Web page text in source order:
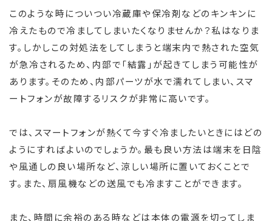
このような時についつい冷蔵庫や保冷剤などのキンキンに
冷えたもので冷ましてしまいたくなりませんか？私はなりま
す。しかしこの対処法をしてしまうと端末内で熱された空気
が急冷されるため、内部で「結露」が起きてしまう可能性が
あります。そのため、内部パーツが水で濡れてしまい、スマ
ートフォンが故障するリスクが非常に高いです。
では、スマートフォンが熱くて今すぐ冷ましたいときにはどの
ようにすればよいのでしょうか。最も良い方法は端末を日陰
や風通しの良い場所など、涼しい場所に置いておくことで
す。また、扇風機などの送風でも冷ますことができます。
また、時間に余裕のある時などは本体の電源を切ってしま